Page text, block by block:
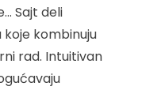
Sajt deli
kombinuju
rad. Intuitivan